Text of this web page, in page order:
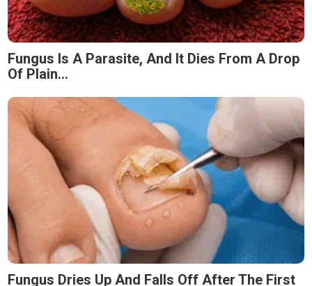
Fungus Is A Parasite, And It Dies From A Drop
Of Plain...
Fungus Dries Up And Falls Off After The First